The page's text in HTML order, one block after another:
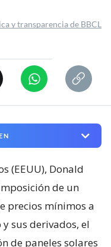
(EEUU), Donald
de un
precios mínimos a
sus derivados, el
queesas
una amenaza